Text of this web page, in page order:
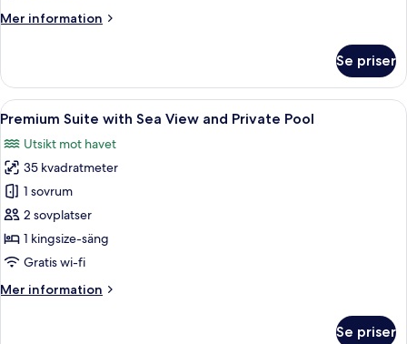
Courtyard
Plunge
Pool
Mer information
Mer
Suite
with
Inner
View
&
Plunge
Pool
Se priser
Öppna
alla
foton
för
Premium
Suite
with
Sea
and
En vy från poolområdet med två blå
13
Premium Suite with Sea View and Private Pool
Utsikt mot havet
35 kvadratmeter
1 sovrum
2 sovplatser
1 kingsize-säng
Gratis wi-fi
Mer information
Mer
Se priser